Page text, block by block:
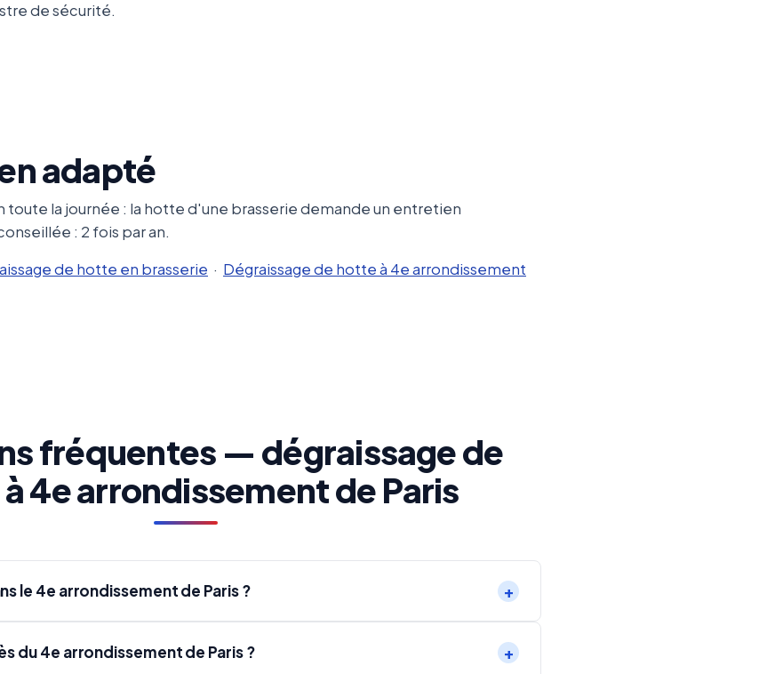
de sécurité.
adapté
toute la journée : la hotte d'une brasserie demande un entretien
: 2 fois par an.
de hotte en brasserie · Dégraissage de hotte à 4e arrondissement
fréquentes — dégraissage de
4e arrondissement de Paris
le 4e arrondissement de Paris ?
du 4e arrondissement de Paris ?